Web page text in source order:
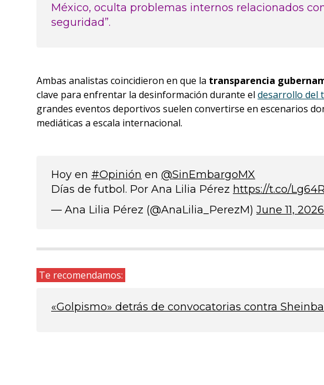
México, oculta problemas internos relacionados
seguridad”.
Ambas analistas coincidieron en que la transparencia
clave para enfrentar la desinformación durante el desarrollo del
grandes eventos deportivos suelen convertirse en escenarios
mediáticas a escala internacional.
Hoy en #Opinión en @SinEmbargoMX
Días de futbol. Por Ana Lilia Pérez https://t.co/
— Ana Lilia Pérez (@AnaLilia_PerezM) June 11, 2026
Te recomendamos:
«Golpismo» detrás de convocatorias contra